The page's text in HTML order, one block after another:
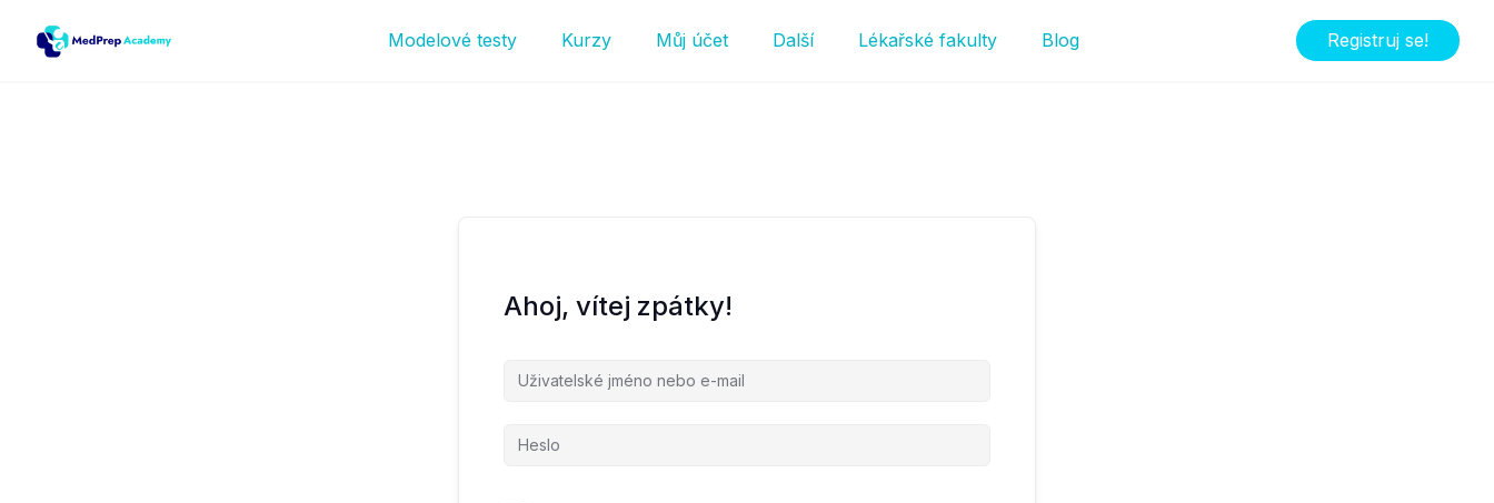
Modelové testy Kurzy Můj účet Další Lékařské fakulty Blog Registruj se!
Ahoj, vítej zpátky!